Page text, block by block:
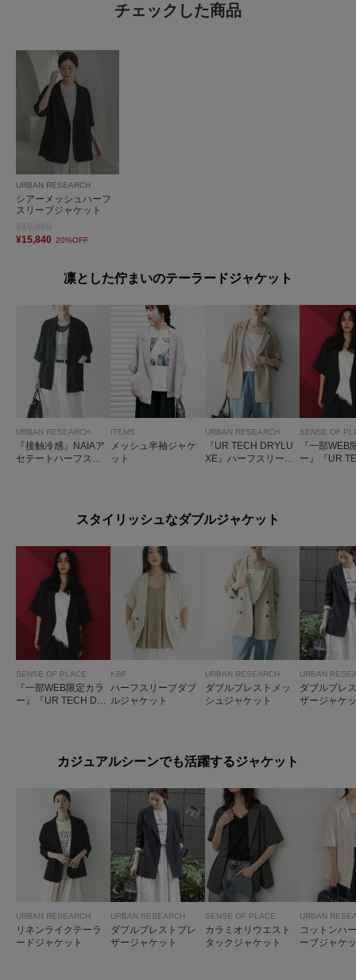
チェックした商品
URBAN RESEARCH
シアーメッシュハーフ
スリーブジャケット
¥15,840 20%OFF
凛とした佇まいのテーラードジャケット
URBAN RESEARCH
『接触冷感』NAIAア
セテートハーフスリ
ITEMS
メッシュ半袖ジャケ
ット
URBAN RESEARCH
『UR TECH DRYLU
XE』ハーフスリーブ
SENSE OF
『一部WEB
ー』『UR
スタイリッシュなダブルジャケット
SENSE OF PLACE
『一部WEB限定カラ
ー』『UR TECH DR
KBF
ハーフスリーブダブ
ルジャケット
URBAN RESEARCH
ダブルブレストメッ
シュジャケット
URBAN
ダブルブレ
ザージャケ
カジュアルシーンでも活躍するジャケット
URBAN RESEARCH
リネンライクテーラ
ードジャケット
URBAN RESEARCH
ダブルブレストブレ
ザージャケット
SENSE OF PLACE
カラミオリウエスト
タックジャケット
URBAN
コットンハ
ーブジャケ